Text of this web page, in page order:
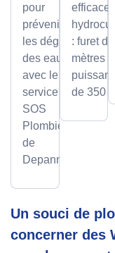
pour
prévenir
les dégâts
des eaux
avec le
service
SOS
Plombier
de
Depanneo
efficace
: furet
mètres et
de 350
Un souci de
concerner des